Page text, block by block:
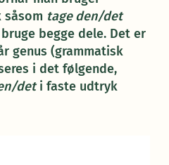
tage den/det
begge dele. Det er
genus (grammatisk
i det følgende,
deti faste udtryk